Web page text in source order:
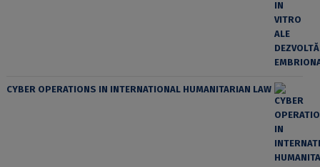
CYBER OPERATIONS IN INTERNATIONAL HUMANITARIAN LAW